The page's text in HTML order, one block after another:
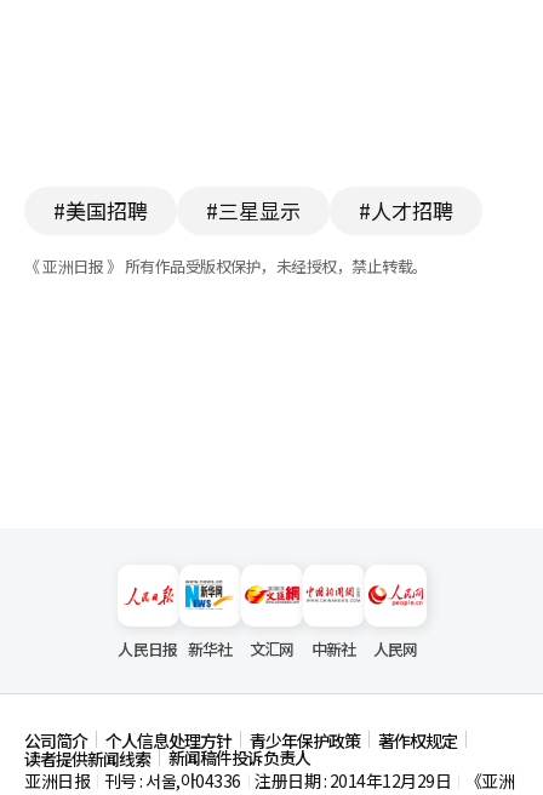
#美国招聘 #三星显示 #人才招聘
《 亚洲日报 》 所有作品受版权保护，未经授权，禁止转载。
人民日报 新华社 文汇网 中新社 人民网
公司简介 个人信息处理方针 青少年保护政策 著作权规定
读者提供新闻线索
新闻稿件投诉负责人
亚洲日报
刊号 : 서울,아04336 注册日期 : 2014年12月29日
《亚洲